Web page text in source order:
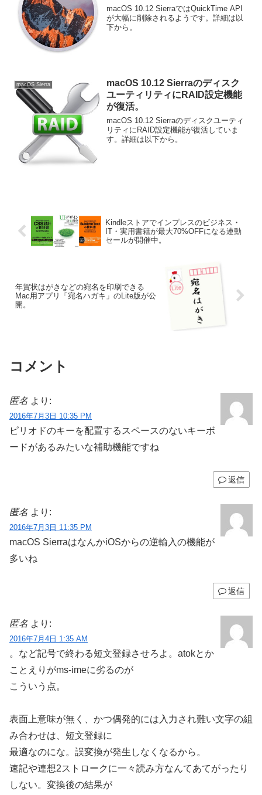
macOS 10.12 SierraではQuickTime API
が大幅に削除されるようです。詳細は以
下から。
macOS Sierra
macOS 10.12 Sierraのディスク
ユーティリティにRAID設定機能
が復活。
macOS 10.12 Sierraのディスクユーティ
リティにRAID設定機能が復活していま
す。詳細は以下から。
Kindleストアでインプレスのビジネス・
IT・実用書籍が最大70%OFFになる連動
セールが開催中。
年賀状はがきなどの宛名を印刷できる
Mac用アプリ「宛名ハガキ」のLite版が公
開。
コメント
匿名 より:
2016年7月3日 10:35 PM
ピリオドのキーを配置するスペースのないキーボ
ードがあるみたいな補助機能ですね
返信
匿名 より:
2016年7月3日 11:35 PM
macOS SierraはなんかiOSからの逆輸入の機能が
多いね
返信
匿名 より:
2016年7月4日 1:35 AM
。など記号で終わる短文登録させろよ。atokとか
ことえりがms-imeに劣るのが
こういう点。
表面上意味が無く、かつ偶発的には入力され難い文字の組
み合わせは、短文登録に
最適なのにな。誤変換が発生しなくなるから。
速記や連想2ストロークに一々読み方なんてあてがったり
しない。変換後の結果が